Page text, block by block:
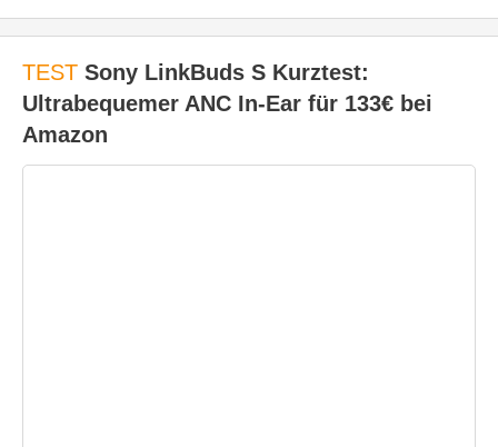
TEST Sony LinkBuds S Kurztest:
Ultrabequemer ANC In-Ear für 133€ bei
Amazon